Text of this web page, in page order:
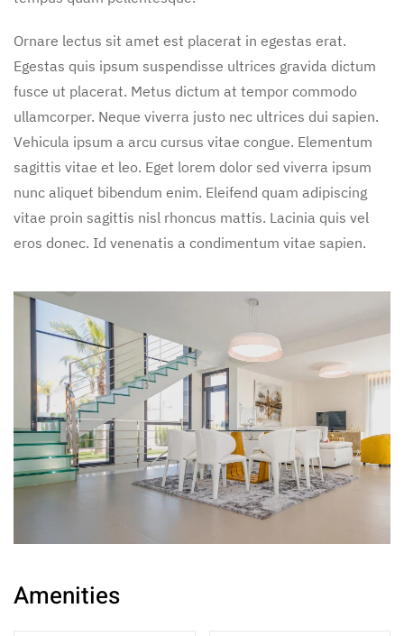
Ornare lectus sit amet est placerat in egestas erat.
Egestas quis ipsum suspendisse ultrices gravida dictum
fusce ut placerat. Metus dictum at tempor commodo
ullamcorper. Neque viverra justo nec ultrices dui sapien.
Vehicula ipsum a arcu cursus vitae congue. Elementum
sagittis vitae et leo. Eget lorem dolor sed viverra ipsum
nunc aliquet bibendum enim. Eleifend quam adipiscing
vitae proin sagittis nisl rhoncus mattis. Lacinia quis vel
eros donec. Id venenatis a condimentum vitae sapien.
Amenities